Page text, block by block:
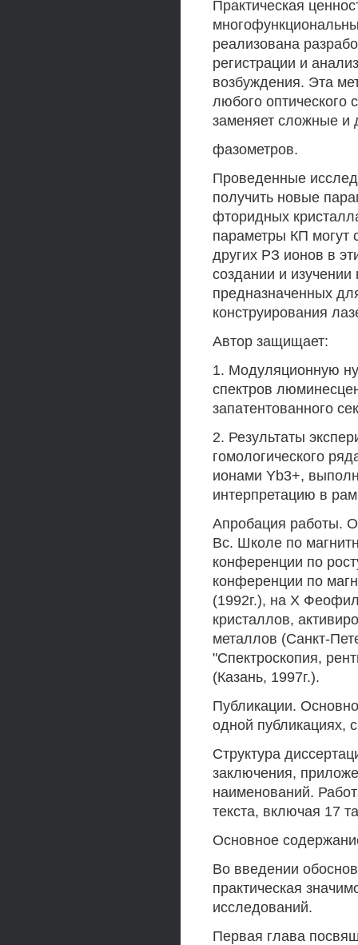
Практическая
реализована
регистрации и
возбуждения. Эта
любого оптического
заменяет сложные и
фазометров.
Проведенные
получить новые
фторидных
параметры КП
других РЗ ионов в
создании и
предназначенных
конструирования
Автор защищает:
1. Модуляционную
спектров
запатентованного
2. Результаты
гомологического
ионами Yb3+,
интерпретацию в
Апробация работы.
Вс. Школе по
конференции по
конференции по
(1992г.), на X
кристаллов,
металлов (Санкт-
"Спектроскопия,
(Казань, 1997г.).
Публикации.
одной публикациях,
Структура
заключения,
наименований.
текста, включая 17
Основное
Во введении
практическая
исследований.
Первая глава